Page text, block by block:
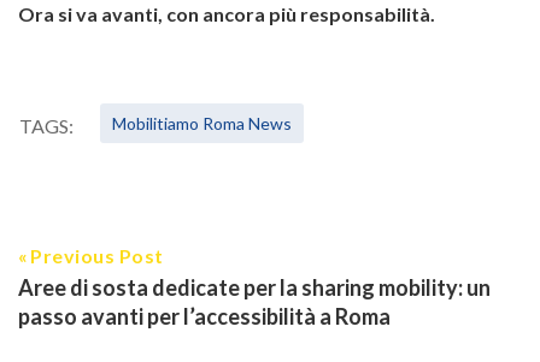
Ora si va avanti, con ancora più responsabilità.
TAGS: Mobilitiamo Roma News
Previous Post
Aree di sosta dedicate per la sharing mobility: un
passo avanti per l’accessibilità a Roma